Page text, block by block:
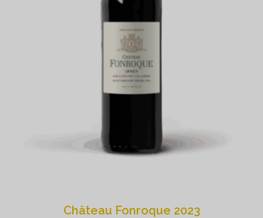
Château Fonroque 2023